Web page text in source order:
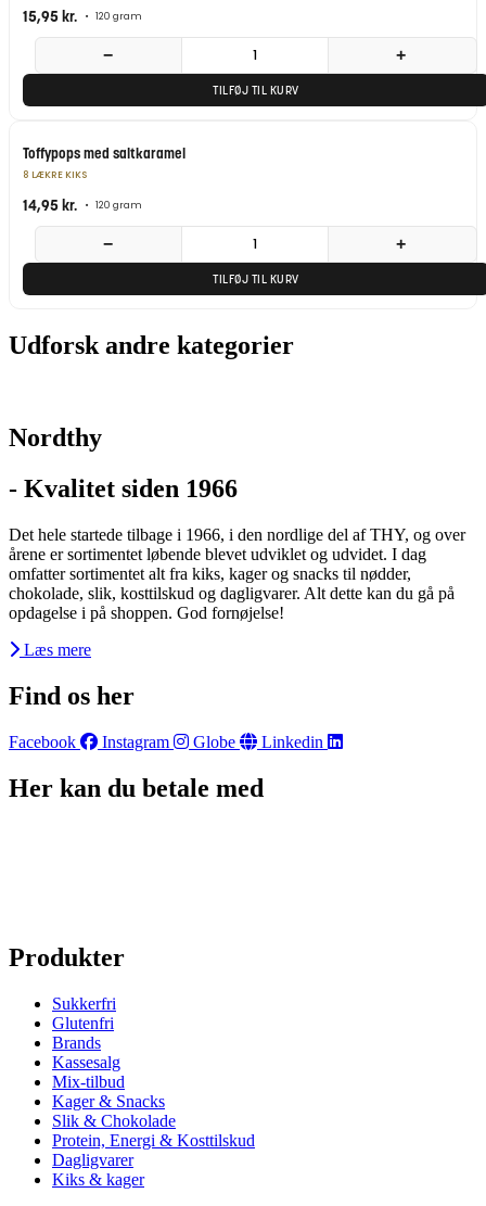
15,95 kr. • 120 gram
− +
TILFØJ TIL KURV
Toffypops med saltkaramel
8 LÆKRE KIKS
14,95 kr. • 120 gram
− +
TILFØJ TIL KURV
Udforsk andre kategorier
Nordthy
- Kvalitet siden 1966
Det hele startede tilbage i 1966, i den nordlige del af THY, og over
årene er sortimentet løbende blevet udviklet og udvidet. I dag
omfatter sortimentet alt fra kiks, kager og snacks til nødder,
chokolade, slik, kosttilskud og dagligvarer. Alt dette kan du gå på
opdagelse i på shoppen. God fornøjelse!
Læs mere
Find os her
Facebook Instagram Globe Linkedin
Her kan du betale med
Produkter
Sukkerfri
Glutenfri
Brands
Kassesalg
Mix-tilbud
Kager & Snacks
Slik & Chokolade
Protein, Energi & Kosttilskud
Dagligvarer
Kiks & kager